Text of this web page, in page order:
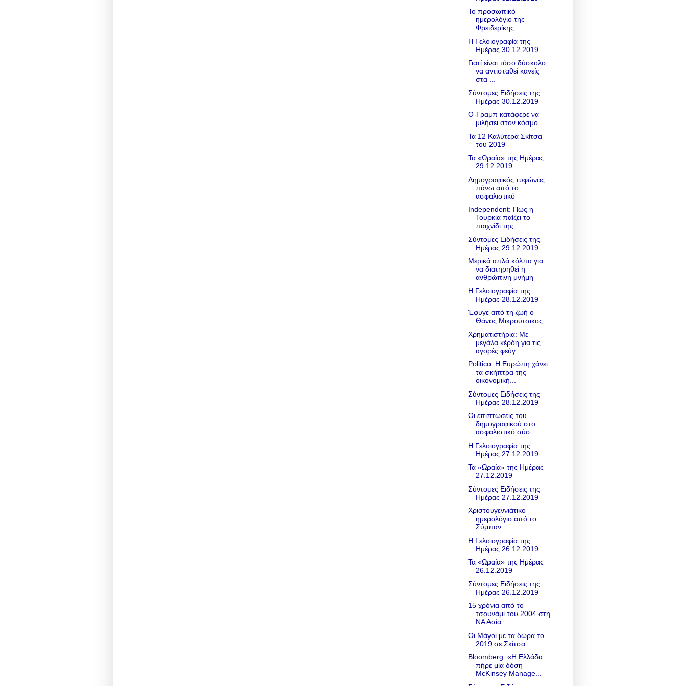
Το προσωπικό
ημερολόγιο της
Φρειδερίκης
Η Γελοιογραφία της
Ημέρας 30.12.2019
Γιατί είναι τόσο δύσκολο
να αντισταθεί κανείς
στα ...
Σύντομες Ειδήσεις της
Ημέρας 30.12.2019
Ο Τραμπ κατάφερε να
μιλήσει στον κόσμο
Τα 12 Καλύτερα Σκίτσα
του 2019
Τα «Ωραία» της Ημέρας
29.12.2019
Δημογραφικός τυφώνας
πάνω από το
ασφαλιστικό
Independent: Πώς η
Τουρκία παίζει το
παιχνίδι της ...
Σύντομες Ειδήσεις της
Ημέρας 29.12.2019
Μερικά απλά κόλπα για
να διατηρηθεί η
ανθρώπινη μνήμη
Η Γελοιογραφία της
Ημέρας 28.12.2019
Έφυγε από τη ζωή ο
Θάνος Μικρούτσικος
Χρηματιστήρια: Με
μεγάλα κέρδη για τις
αγορές φεύγ...
Politico: Η Ευρώπη χάνει
τα σκήπτρα της
οικονομική...
Σύντομες Ειδήσεις της
Ημέρας 28.12.2019
Οι επιπτώσεις του
δημογραφικού στο
ασφαλιστικό σύσ...
Η Γελοιογραφία της
Ημέρας 27.12.2019
Τα «Ωραία» της Ημέρας
27.12.2019
Σύντομες Ειδήσεις της
Ημέρας 27.12.2019
Χριστουγεννιάτικο
ημερολόγιο από το
Σύμπαν
Η Γελοιογραφία της
Ημέρας 26.12.2019
Τα «Ωραία» της Ημέρας
26.12.2019
Σύντομες Ειδήσεις της
Ημέρας 26.12.2019
15 χρόνια από το
τσουνάμι του 2004 στη
ΝΑ Ασία
Οι Μάγοι με τα δώρα το
2019 σε Σκίτσα
Βloomberg: «Η Ελλάδα
πήρε μία δόση
McKinsey Manage...